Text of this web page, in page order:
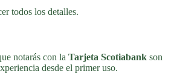
todos los detalles.
notarás con la Tarjeta Scotiabank son
desde el primer uso.